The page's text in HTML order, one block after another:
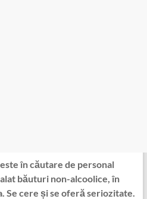
în căutare de personal
băuturi non-alcoolice, în
Se cere și se oferă seriozitate.